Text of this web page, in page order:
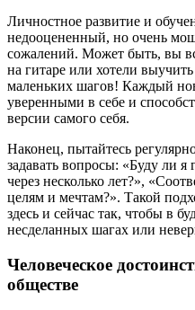
Личностное развитие и
недооцененный, но очень
сожалений. Может быть, вы
на гитаре или хотели
маленьких шагов! Каждый
уверенными в себе и
версии самого себя.
Наконец, пытайтесь
задавать вопросы: «Буду ли
через несколько лет?»,
целям и мечтам?». Такой
здесь и сейчас так, чтобы в
несделанных шагах или
Человеческое
обществе